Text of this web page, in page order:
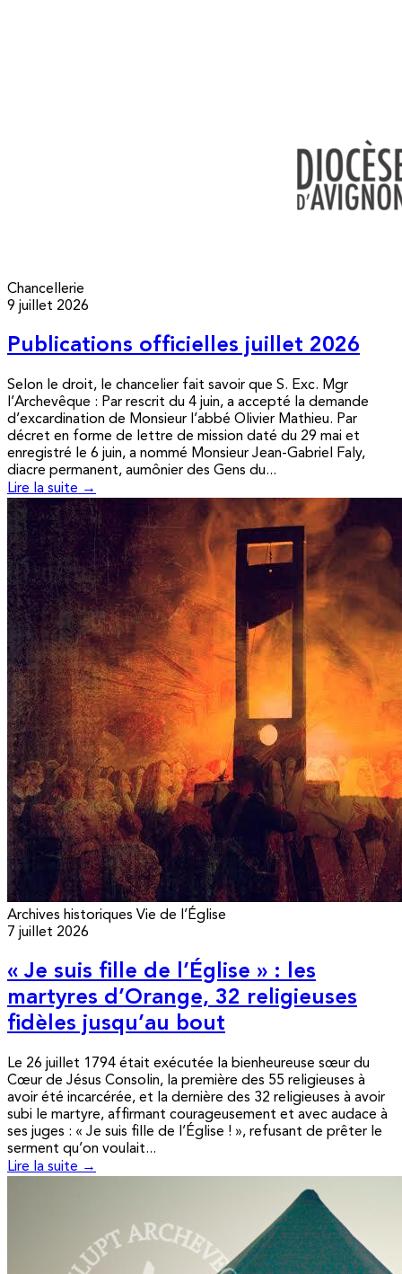
Chancellerie
9 juillet 2026
Publications officielles juillet 2026
Selon le droit, le chancelier fait savoir que S. Exc. Mgr
l’Archevêque : Par rescrit du 4 juin, a accepté la demande
d’excardination de Monsieur l’abbé Olivier Mathieu. Par
décret en forme de lettre de mission daté du 29 mai et
enregistré le 6 juin, a nommé Monsieur Jean-Gabriel Faly,
diacre permanent, aumônier des Gens du...
Lire la suite →
Archives historiques Vie de l’Église
7 juillet 2026
« Je suis fille de l’Église » : les
martyres d’Orange, 32 religieuses
fidèles jusqu’au bout
Le 26 juillet 1794 était exécutée la bienheureuse sœur du
Cœur de Jésus Consolin, la première des 55 religieuses à
avoir été incarcérée, et la dernière des 32 religieuses à avoir
subi le martyre, affirmant courageusement et avec audace à
ses juges : « Je suis fille de l’Église ! », refusant de prêter le
serment qu’on voulait...
Lire la suite →